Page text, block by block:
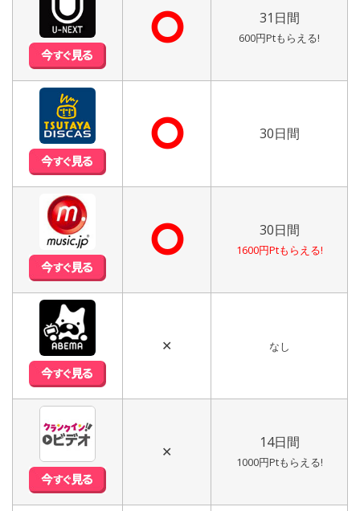
⭘ 31日間
600円Ptもらえる!
⭘ 30日間
⭘ 30日間
1600円Ptもらえる!
✕ なし
✕
14日間
1000円Ptもらえる!